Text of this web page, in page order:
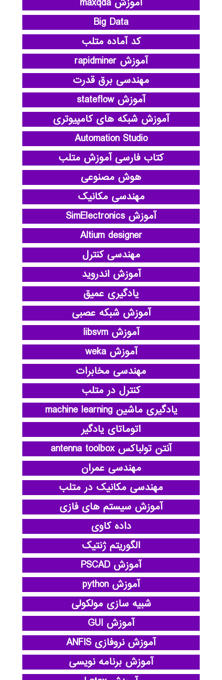
Big Data
کد آماده متلب
آموزش rapidminer
مهندسی برق قدرت
آموزش stateflow
آموزش شبکه های کامپیوتری
Automation Studio
کتاب فارسی آموزش متلب
هوش مصنوعی
مهندسی مکانیک
آموزش SimElectronics
Altium designer
مهندسی کنترل
آموزش اندروید
یادگیری عمیق
آموزش شبکه عصبی
آموزش libsvm
آموزش weka
مهندسی مخابرات
کنترل در متلب
یادگیری ماشین machine learning
اتوماتای یادگیر
آنتن تولباکس antenna toolbox
مهندسی عمران
مهندسی مکانیک در متلب
آموزش سیستم های فازی
داده کاوی
الگوریتم ژنتیک
آموزش PSCAD
آموزش python
شبیه سازی مولکولی
آموزش GUI
آموزش نروفازی ANFIS
آموزش برنامه نویسی